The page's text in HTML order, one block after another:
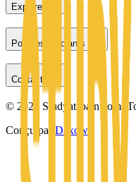
Explorer
Pour les étudiants
Contact
© 2026 Studyatspain.com.
Conçu par
Daxow